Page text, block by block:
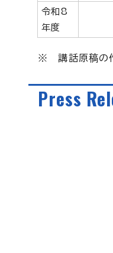
令和8
年度
※ 講話原稿の作
Press